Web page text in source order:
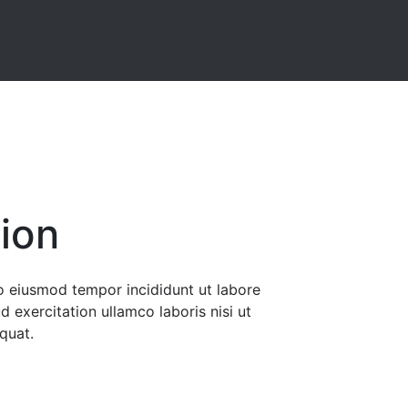
eiusmod tempor incididunt ut labore
exercitation ullamco laboris nisi ut